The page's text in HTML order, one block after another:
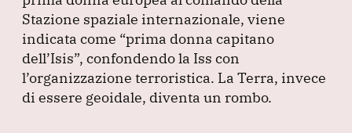
Stazione spaziale internazionale, viene
indicata come “prima donna capitano
dell’Isis”, confondendo la Iss con
l’organizzazione terroristica. La Terra, invece
di essere geoidale, diventa un rombo.